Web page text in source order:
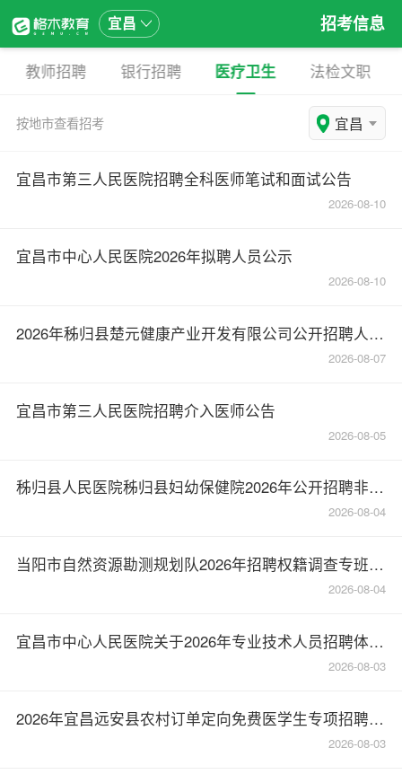
宜昌 招考信息
教师招聘 银行招聘 医疗卫生 法检文职
按地市查看招考 宜昌
宜昌市第三人民医院招聘全科医师笔试和面试公告
2026-08-10
宜昌市中心人民医院2026年拟聘人员公示
2026-08-10
2026年秭归县楚元健康产业开发有限公司公开招聘人员面试成绩公告
2026-08-07
宜昌市第三人民医院招聘介入医师公告
2026-08-05
秭归县人民医院秭归县妇幼保健院2026年公开招聘非在编工作人员的公告
2026-08-04
当阳市自然资源勘测规划队2026年招聘权籍调查专班工作人员拟聘用人员公示——自然资源和规划局
2026-08-04
宜昌市中心人民医院关于2026年专业技术人员招聘体检名单的公告(第二批)
2026-08-03
2026年宜昌远安县农村订单定向免费医学生专项招聘5人公告
2026-08-03